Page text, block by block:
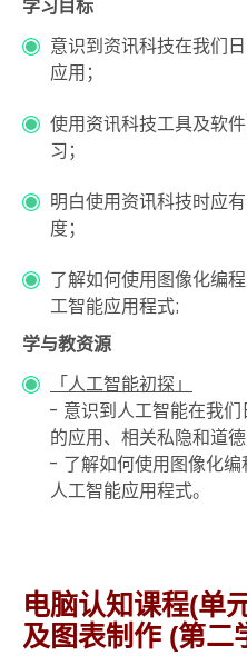
学习目标
意识到资讯科技在我们
应用；
使用资讯科技工具及软
习；
明白使用资讯科技时应
度；
了解如何使用图像化编
工智能应用程式;
学与教资源
「人工智能初探」
- 意识到人工智能在我们
的应用、相关私隐和道德
- 了解如何使用图像化编
人工智能应用程式。
电脑认知课程(单
及图表制作 (第二